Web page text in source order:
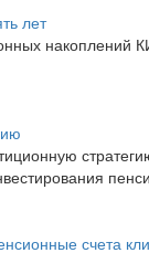
лет
счета